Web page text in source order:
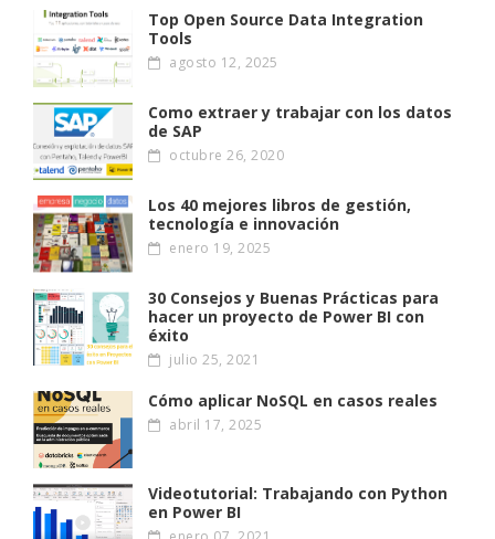
Top Open Source Data Integration
Tools
agosto 12, 2025
Como extraer y trabajar con los datos
de SAP
octubre 26, 2020
Los 40 mejores libros de gestión,
tecnología e innovación
enero 19, 2025
30 Consejos y Buenas Prácticas para
hacer un proyecto de Power BI con
éxito
julio 25, 2021
Cómo aplicar NoSQL en casos reales
abril 17, 2025
Videotutorial: Trabajando con Python
en Power BI